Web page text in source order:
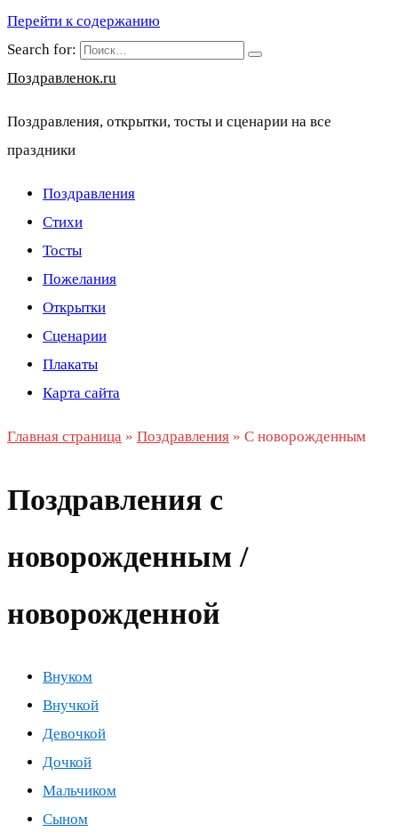
Перейти к содержанию
Search for:
Поздравленок.ru
Поздравления, открытки, тосты и сценарии на все
праздники
Поздравления
Стихи
Тосты
Пожелания
Открытки
Сценарии
Плакаты
Карта сайта
Главная страница » Поздравления » С новорожденным
Поздравления с
новорожденным /
новорожденной
Внуком
Внучкой
Девочкой
Дочкой
Мальчиком
Сыном